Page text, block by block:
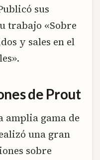
sus
trabajo «Sobre
y sales en el
de Prout
amplia gama de
una gran
sobre